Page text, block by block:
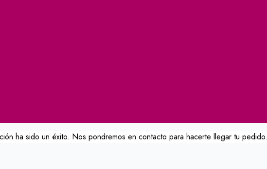
ha sido un éxito. Nos pondremos en contacto para hacerte llegar tu pedido.